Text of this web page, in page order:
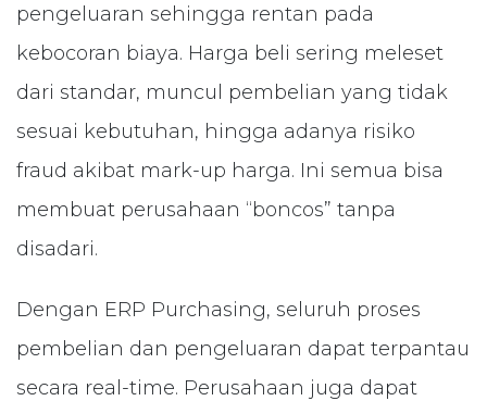
pengeluaran sehingga rentan pada
kebocoran biaya. Harga beli sering meleset
dari standar, muncul pembelian yang tidak
sesuai kebutuhan, hingga adanya risiko
fraud akibat mark-up harga. Ini semua bisa
membuat perusahaan “boncos” tanpa
disadari.
Dengan ERP Purchasing, seluruh proses
pembelian dan pengeluaran dapat terpantau
secara real-time. Perusahaan juga dapat